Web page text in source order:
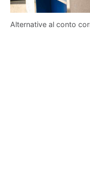
Alternative al conto